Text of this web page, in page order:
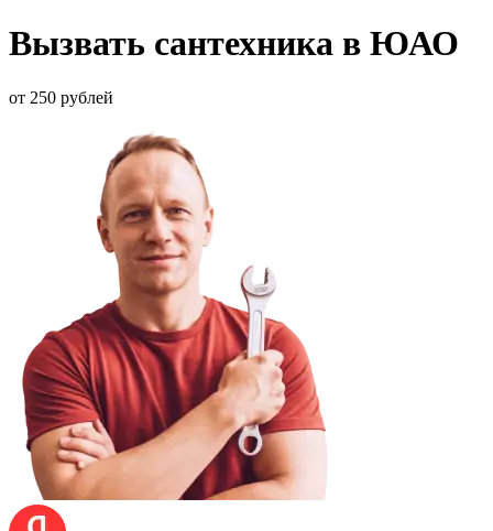
Вызвать сантехника в ЮАО
от 250 рублей